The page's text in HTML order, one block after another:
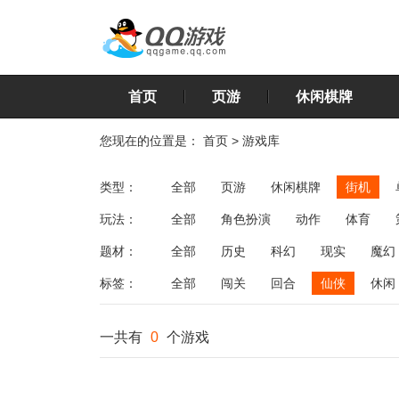
首页 页游 休闲棋牌
您现在的位置是： 首页 > 游戏库
类型： 全部 页游 休闲棋牌 街机
玩法： 全部 角色扮演 动作 体育
飞行
恋爱 第三人称射击 棋类
题材： 全部 历史 科幻 现实 魔幻
标签： 全部 闯关 回合 仙侠 休闲
一共有 0 个游戏